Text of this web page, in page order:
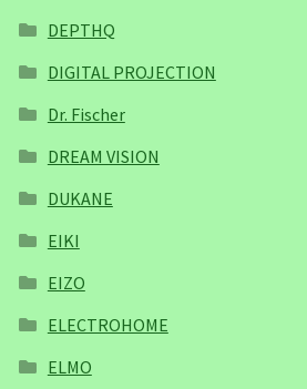
DEPTHQ
DIGITAL PROJECTION
Dr. Fischer
DREAM VISION
DUKANE
EIKI
EIZO
ELECTROHOME
ELMO